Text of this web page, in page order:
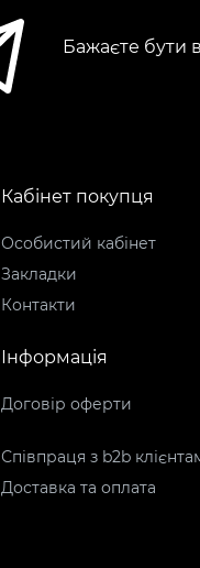
Бажаєте бути
Кабінет покупця
Особистий кабінет
Закладки
Контакти
Інформація
Договір оферти
Співпраця з b2b
Доставка та оплата